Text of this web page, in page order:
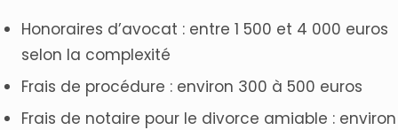
Honoraires d’avocat : entre 1 500 et 4 000 euros
selon la complexité
Frais de procédure : environ 300 à 500 euros
Frais de notaire pour le divorce amiable : environ